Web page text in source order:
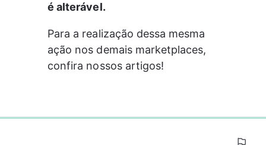
é alterável.
Para a realização dessa mesma
ação nos demais marketplaces,
confira nossos artigos!
0%